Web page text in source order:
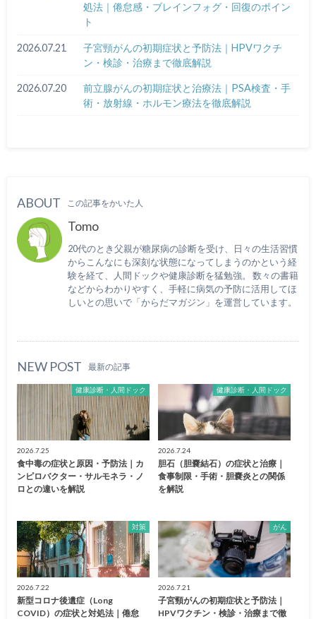
処法｜倦怠感・ブレインフォグ・回復のポイン
ト
2026.07.21
子宮頸がんの初期症状と予防法｜HPVワクチ
ン・検診・治療まで徹底解説
2026.07.20
前立腺がんの初期症状と治療法｜PSA検査・手
術・放射線・ホルモン療法を徹底解説
ABOUT この記事をかいた人
Tomo
20代のとき父親が糖尿病の診断を受け、日々の生活習慣
からこんなにも深刻な状態になってしまうのかという経
験を経て、人間ドックや健康診断を猛勉強。 数々の書籍
などからわかりやすく、手軽に病気の予防に活用してほ
しいとの思いで「からだマガジン」を運営しています。
NEW POST 最新の記事
健康診断・人間ドック
2026.7.25
食中毒の症状と原因・予防法｜カ
ンピロバクター・サルモネラ・ノ
ロとの違いを解説
健康診断・人間ドック
2026.7.24
胆石（胆嚢結石）の症状と治療｜
食事制限・手術・胆嚢炎との関係
を解説
対策
2026.7.22
新型コロナ後遺症（Long
COVID）の症状と対処法｜倦怠
がん
2026.7.21
子宮頸がんの初期症状と予防法｜
HPVワクチン・検診・治療まで徹